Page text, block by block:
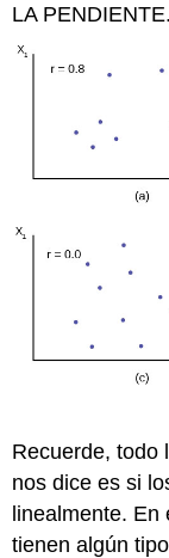
LA PENDIENTE.
Recuerde, todo
nos dice es si
linealmente. En
tienen algún